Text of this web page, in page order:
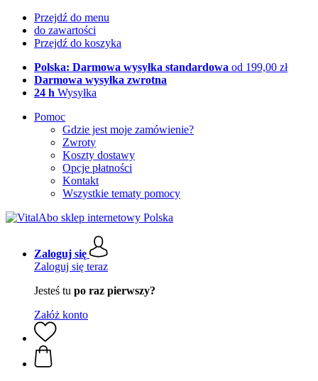
Przejdź do menu
do zawartości
Przejdź do koszyka
Polska: Darmowa wysyłka standardowa od 199,00 zł
Darmowa wysyłka zwrotna
24 h Wysyłka
Pomoc
Gdzie jest moje zamówienie?
Zwroty
Koszty dostawy
Opcje płatności
Kontakt
Wszystkie tematy pomocy
Zaloguj się
Zaloguj się teraz
Jesteś tu po raz pierwszy?
Załóż konto